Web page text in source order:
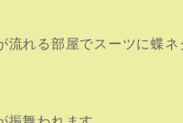
流れる部屋でスーツに蝶